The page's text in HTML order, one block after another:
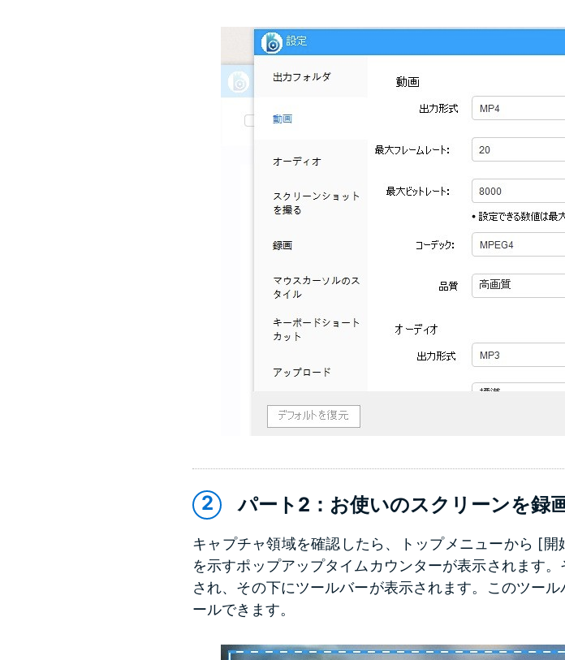
パート2：お使いのスクリーンを録
キャプチャ領域を確認したら、トップメニューから [
を示すポップアップタイムカウンターが表示されます
され、その下にツールバーが表示されます。このツー
ールできます。